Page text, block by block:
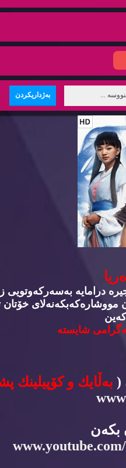
درامایه‌ به‌سه‌ركه‌وتویی
مووشاره‌كه‌بكه‌نه‌لای
شایسته‌
( به‌ڵایك و كۆپیلینك
بكه‌ن